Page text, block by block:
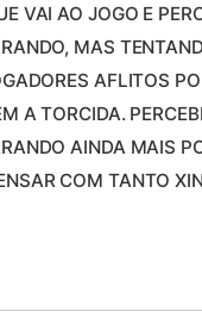
VAI AO JOGO E
MAS
AFLITOS
A TORCIDA.
AINDA MAIS
COM TANTO